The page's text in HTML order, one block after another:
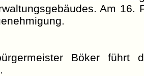
Am 16.
Böker führt